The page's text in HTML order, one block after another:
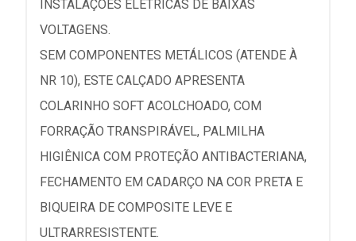
INSTALAÇÕES ELÉTRICAS DE BAIXAS
VOLTAGENS.
SEM COMPONENTES METÁLICOS (ATENDE À
NR 10), ESTE CALÇADO APRESENTA
COLARINHO SOFT ACOLCHOADO, COM
FORRAÇÃO TRANSPIRÁVEL, PALMILHA
HIGIÊNICA COM PROTEÇÃO ANTIBACTERIANA,
FECHAMENTO EM CADARÇO NA COR PRETA E
BIQUEIRA DE COMPOSITE LEVE E
ULTRARRESISTENTE.